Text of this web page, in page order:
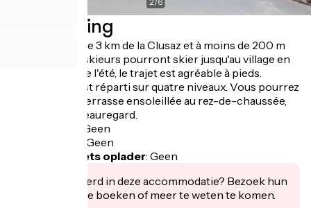
Beschrijving
Situé à moins de 3 km de la Clusaz et à moins de 200 m
des pistes, les skieurs pourront skier jusqu'au village en
hiver tandis que l'été, le trajet est agréable à pieds.
Le logement est réparti sur quatre niveaux. Vous pourrez
rentrer par la terrasse ensoleillée au rez-de-chaussée,
avec vue sur Beauregard.
Geen
Geen
Elektrische fiets oplader: Geen
Geïnteresseerd in deze accommodatie? Bezoek hun
website om te boeken of meer te weten te komen.